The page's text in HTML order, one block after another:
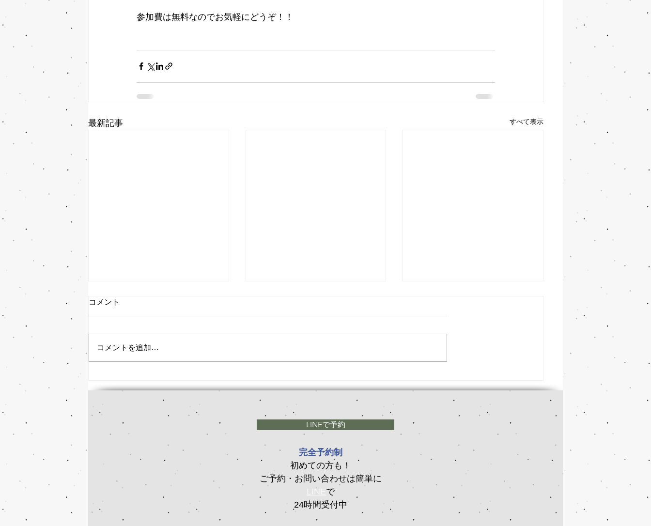
参加費は無料なのでお気軽にどうぞ！！
最新記事 すべて表示
駅前の整骨院
率良く体を温める方法
コツ
コメント
コメントを追加…
LINEで予約
完全予約制
初めての方も！
ご予約・お問い合わせは簡単に
LINE で
24時間受付中